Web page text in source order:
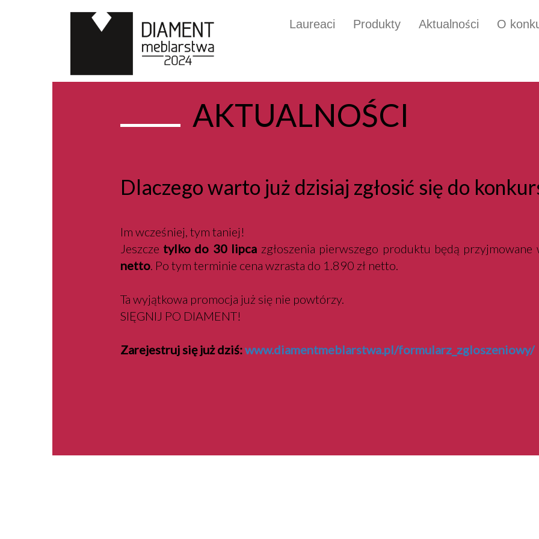
Laureaci Produkty Aktualności O
AKTUALNOŚCI
Dlaczego warto już dzisiaj zgłosić się do
Im wcześniej, tym taniej!
Jeszcze tylko do 30 lipca zgłoszenia pierwszego produktu będą przyjmowane
netto. Po tym terminie cena wzrasta do 1.890 zł netto.
Ta wyjątkowa promocja już się nie powtórzy.
SIĘGNIJ PO DIAMENT!
Zarejestruj się już dziś:www.diamentmeblarstwa.pl/formularz_zgloszeniowy/